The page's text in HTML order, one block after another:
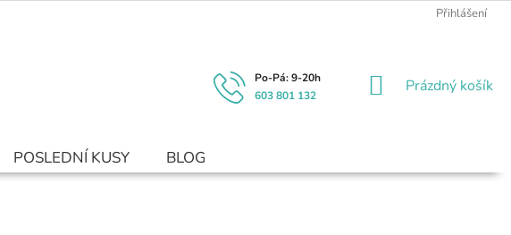
Přihlášení
603 801 132
NÁKUPNÍ
Prázdný košík
POSLEDNÍ KUSY BLOG